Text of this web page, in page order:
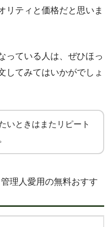
リティと価格だと思いま
っている人は、ぜひほっ
してみてはいかがでしょ
いときはまたリピート
理人愛用の無料おすす